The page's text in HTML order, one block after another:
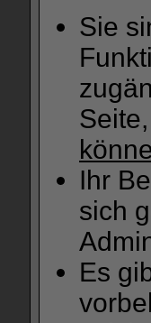
Sie
Ihr
sich
Es